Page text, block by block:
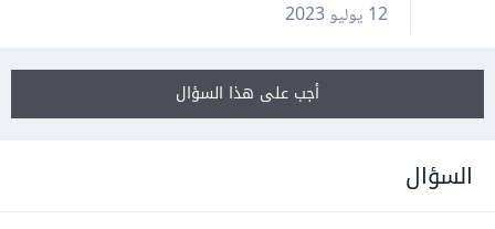
12 يوليو 2023
أجب على هذا السؤال
السؤال